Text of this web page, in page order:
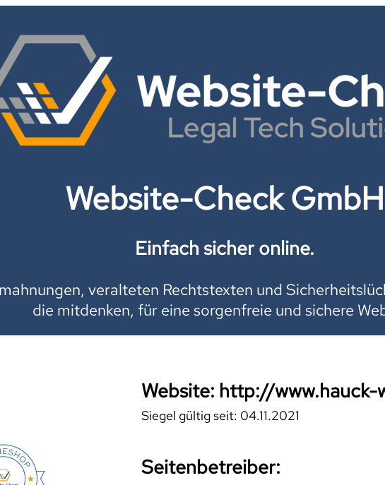
Website-Check GmbH
Einfach sicher online.
veralteten Rechtstexten und
die mitdenken, für eine sorgenfreie und sichere
Website: http://www.hauck-
Siegel gültig seit: 04.11.2021
Seitenbetreiber: